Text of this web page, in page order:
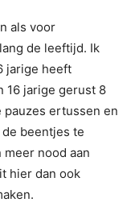
als voor
de leeftijd. Ik
jarige heeft
16 jarige gerust 8
pauzes ertussen en
beentjes te
nood aan
hier dan ook